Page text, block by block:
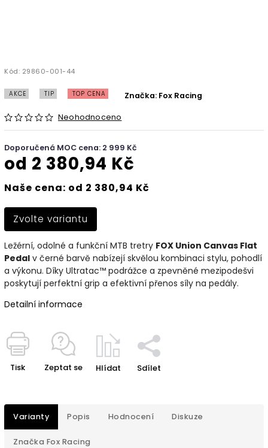
Kód: 29860-001-44
AKCE TIP TOP CENA
Neohodnoceno
Značka: Fox Racing
Doporučená MOC cena: 2 999 Kč
od 2 380,94 Kč
Naše cena: od 2 380,94 Kč
Zvolte variantu
Ležérní, odolné a funkční MTB tretry FOX Union Canvas Flat
Pedal v černé barvě nabízejí skvělou kombinaci stylu, pohodlí
a výkonu. Díky Ultratac™ podrážce a zpevněné mezipodešvi
poskytují perfektní grip a efektivní přenos síly na pedály.
Detailní informace
Tisk Zeptat se Hlídat Sdílet
Varianty Popis Hodnocení Diskuze
Značka Fox Racing